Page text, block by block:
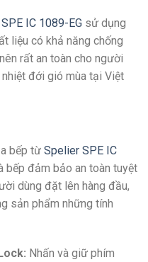
SPE IC 1089-EG sử dụng
liệu có khả năng chống
rất an toàn cho người
đới gió mùa tại Việt
bếp từ Spelier SPE IC
bếp đảm bảo an toàn tuyệt
dùng đặt lên hàng đầu,
sản phẩm những tính
Nhấn và giữ phím